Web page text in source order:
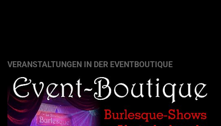
VERANSTALTUNGEN IN DER EVENTBOUTIQUE